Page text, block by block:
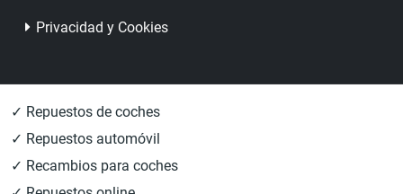
Privacidad y Cookies
✓ Repuestos de coches
✓ Repuestos automóvil
✓ Recambios para coches